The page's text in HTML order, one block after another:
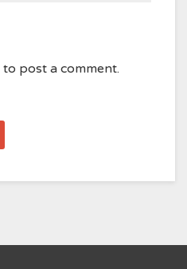
to post a comment.